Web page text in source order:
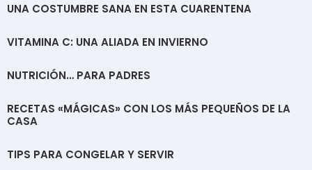
UNA COSTUMBRE SANA EN ESTA CUARENTENA
VITAMINA C: UNA ALIADA EN INVIERNO
NUTRICIÓN… PARA PADRES
RECETAS «MÁGICAS» CON LOS MÁS PEQUEÑOS DE LA
CASA
TIPS PARA CONGELAR Y SERVIR